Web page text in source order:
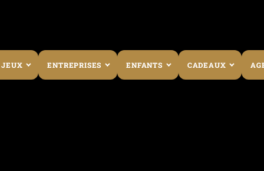
JEUX ENTREPRISES ENFANTS CADEAUX